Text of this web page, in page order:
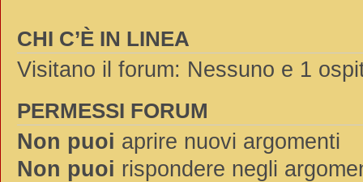
CHI C’È IN LINEA
Visitano il forum: Nessuno e 1
PERMESSI FORUM
Non puoi aprire nuovi argomenti
Non puoi rispondere negli